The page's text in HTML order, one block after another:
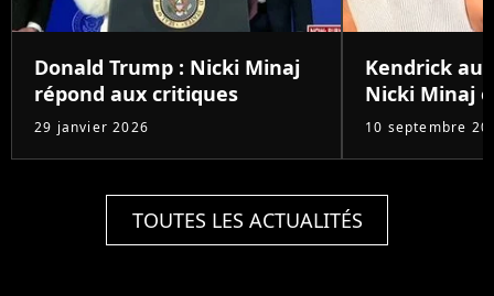
Donald Trump : Nicki Minaj
répond aux critiques
29 janvier 2026
Kendrick au
Nicki Minaj
10 septembre
TOUTES LES ACTUALITÉS